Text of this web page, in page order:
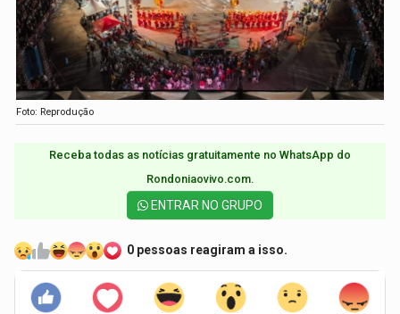
Foto: Reprodução
Receba todas as notícias gratuitamente no WhatsApp do
Rondoniaovivo.com.​
ENTRAR NO GRUPO
0 pessoas reagiram a isso.